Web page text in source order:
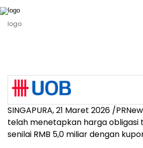
logo
SINGAPURA, 21 Maret 2026 /
telah menetapkan harga obligasi
senilai RMB 5,0 miliar dengan